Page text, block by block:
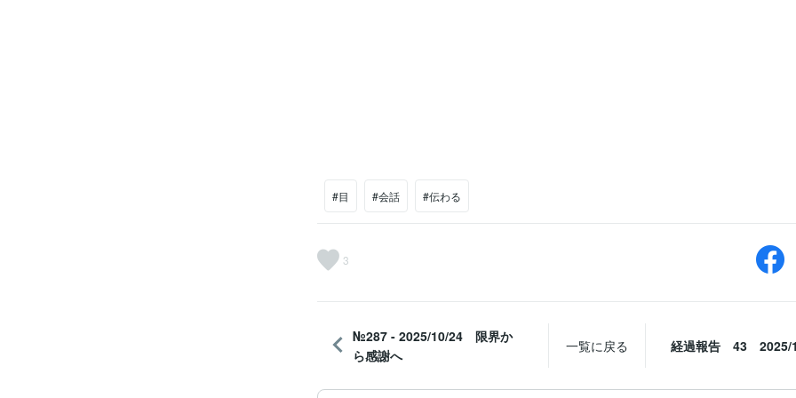
#目 #会話 #伝わる
3
№287 - 2025/10/24 限界か
ら感謝へ
一覧に戻る 経過報告 43 2025/